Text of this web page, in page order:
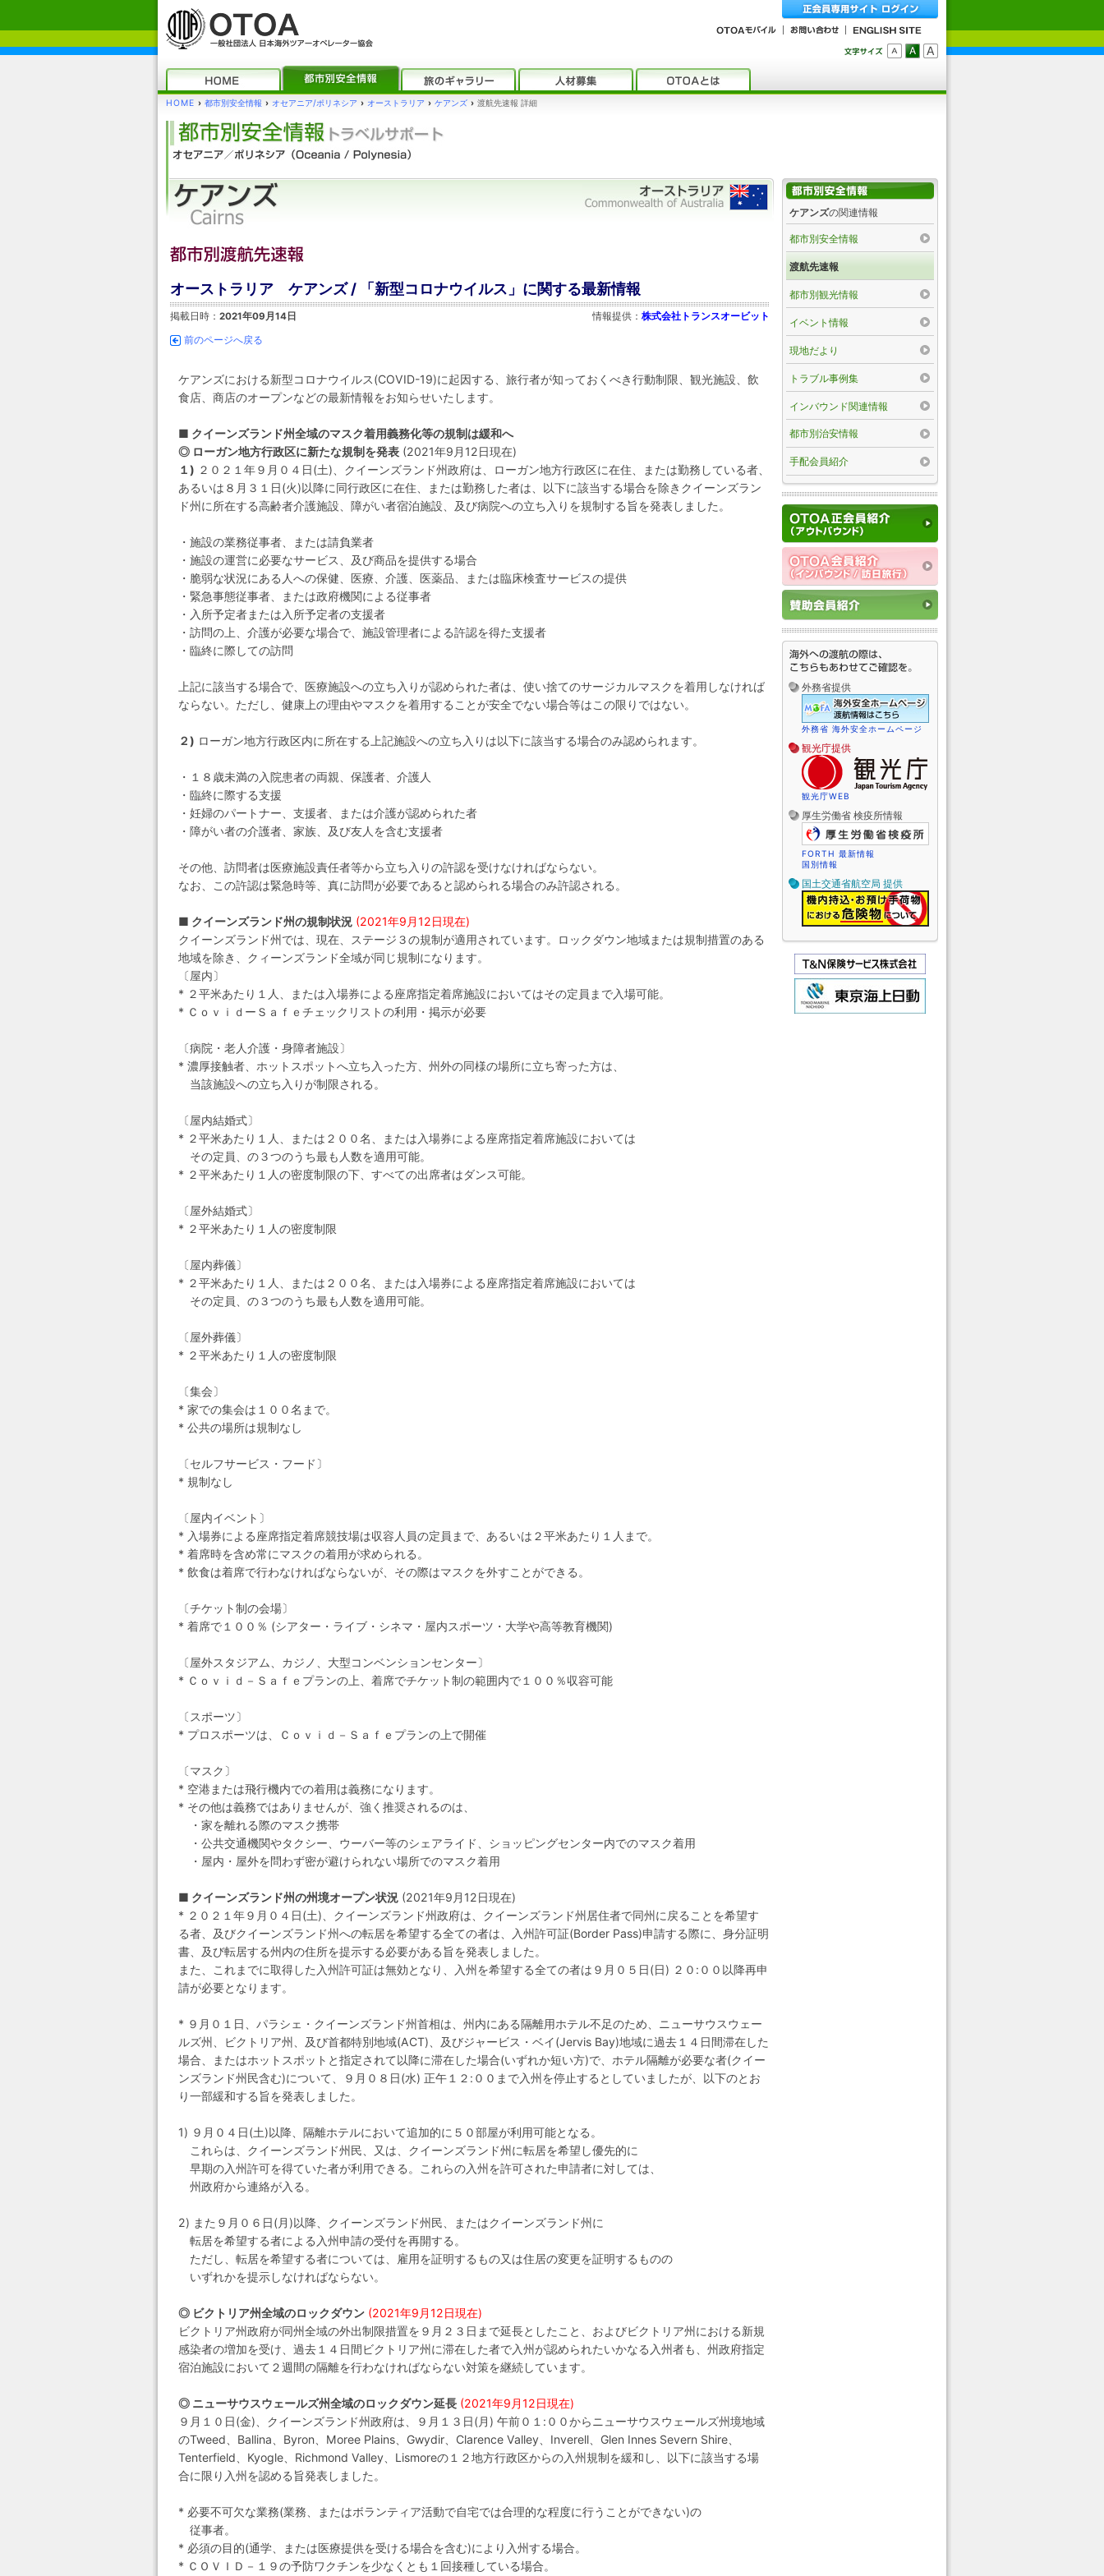
HOME › 都市別安全情報 › オセアニア/ポリネシア › オーストラリア › ケアンズ › 渡航先速報 詳細
オーストラリア ケアンズ / 「新型コロナウイルス」に関する最新情報
掲載日時： 2021年09月14日 情報提供： 株式会社トランスオービット
前のページへ戻る
ケアンズにおける新型コロナウイルス(COVID-19)に起因する、旅行者が知っておくべき行動制限、観光施設、飲
食店、商店のオープンなどの最新情報をお知らせいたします。
■ クイーンズランド州全域のマスク着用義務化等の規制は緩和へ
◎ ローガン地方行政区に新たな規制を発表 (2021年9月12日現在)
１) ２０２１年９月０４日(土)、クイーンズランド州政府は、ローガン地方行政区に在住、または勤務している者、
あるいは８月３１日(火)以降に同行政区に在住、または勤務した者は、以下に該当する場合を除きクイーンズラン
ド州に所在する高齢者介護施設、障がい者宿泊施設、及び病院への立ち入りを規制する旨を発表しました。
・施設の業務従事者、または請負業者
・施設の運営に必要なサービス、及び商品を提供する場合
・脆弱な状況にある人への保健、医療、介護、医薬品、または臨床検査サービスの提供
・緊急事態従事者、または政府機関による従事者
・入所予定者または入所予定者の支援者
・訪問の上、介護が必要な場合で、施設管理者による許認を得た支援者
・臨終に際しての訪問
上記に該当する場合で、医療施設への立ち入りが認められた者は、使い捨てのサージカルマスクを着用しなければ
ならない。ただし、健康上の理由やマスクを着用することが安全でない場合等はこの限りではない。
２) ローガン地方行政区内に所在する上記施設への立ち入りは以下に該当する場合のみ認められます。
・１８歳未満の入院患者の両親、保護者、介護人
・臨終に際する支援
・妊婦のパートナー、支援者、または介護が認められた者
・障がい者の介護者、家族、及び友人を含む支援者
その他、訪問者は医療施設責任者等から立ち入りの許認を受けなければならない。
なお、この許認は緊急時等、真に訪問が必要であると認められる場合のみ許認される。
■ クイーンズランド州の規制状況 (2021年9月12日現在)
クイーンズランド州では、現在、ステージ３の規制が適用されています。ロックダウン地域または規制措置のある
地域を除き、クィーンズランド全域が同じ規制になります。
〔屋内〕
* ２平米あたり１人、または入場券による座席指定着席施設においてはその定員まで入場可能。
* ＣｏｖｉｄーＳａｆｅチェックリストの利用・掲示が必要
〔病院・老人介護・身障者施設〕
* 濃厚接触者、ホットスポットへ立ち入った方、州外の同様の場所に立ち寄った方は、
当該施設への立ち入りが制限される。
〔屋内結婚式〕
* ２平米あたり１人、または２００名、または入場券による座席指定着席施設においては
その定員、の３つのうち最も人数を適用可能。
* ２平米あたり１人の密度制限の下、すべての出席者はダンス可能。
〔屋外結婚式〕
* ２平米あたり１人の密度制限
〔屋内葬儀〕
* ２平米あたり１人、または２００名、または入場券による座席指定着席施設においては
その定員、の３つのうち最も人数を適用可能。
〔屋外葬儀〕
* ２平米あたり１人の密度制限
〔集会〕
* 家での集会は１００名まで。
* 公共の場所は規制なし
〔セルフサービス・フード〕
* 規制なし
〔屋内イベント〕
* 入場券による座席指定着席競技場は収容人員の定員まで、あるいは２平米あたり１人まで。
* 着席時を含め常にマスクの着用が求められる。
* 飲食は着席で行わなければならないが、その際はマスクを外すことができる。
〔チケット制の会場〕
* 着席で１００％ (シアター・ライブ・シネマ・屋内スポーツ・大学や高等教育機関)
〔屋外スタジアム、カジノ、大型コンベンションセンター〕
* Ｃｏｖｉｄ－Ｓａｆｅプランの上、着席でチケット制の範囲内で１００％収容可能
〔スポーツ〕
* プロスポーツは、Ｃｏｖｉｄ－Ｓａｆｅプランの上で開催
〔マスク〕
* 空港または飛行機内での着用は義務になります。
* その他は義務ではありませんが、強く推奨されるのは、
・家を離れる際のマスク携帯
・公共交通機関やタクシー、ウーバー等のシェアライド、ショッピングセンター内でのマスク着用
・屋内・屋外を問わず密が避けられない場所でのマスク着用
■ クイーンズランド州の州境オープン状況 (2021年9月12日現在)
* ２０２１年９月０４日(土)、クイーンズランド州政府は、クイーンズランド州居住者で同州に戻ることを希望す
る者、及びクイーンズランド州への転居を希望する全ての者は、入州許可証(Border Pass)申請する際に、身分証明
書、及び転居する州内の住所を提示する必要がある旨を発表しました。
また、これまでに取得した入州許可証は無効となり、入州を希望する全ての者は９月０５日(日) ２０:００以降再申
請が必要となります。
* ９月０１日、パラシェ・クイーンズランド州首相は、州内にある隔離用ホテル不足のため、ニューサウスウェー
ルズ州、ビクトリア州、及び首都特別地域(ACT)、及びジャービス・ベイ(Jervis Bay)地域に過去１４日間滞在した
場合、またはホットスポットと指定されて以降に滞在した場合(いずれか短い方)で、ホテル隔離が必要な者(クイー
ンズランド州民含む)について、９月０８日(水) 正午１２:００まで入州を停止するとしていましたが、以下のとお
り一部緩和する旨を発表しました。
1) ９月０４日(土)以降、隔離ホテルにおいて追加的に５０部屋が利用可能となる。
これらは、クイーンズランド州民、又は、クイーンズランド州に転居を希望し優先的に
早期の入州許可を得ていた者が利用できる。これらの入州を許可された申請者に対しては、
州政府から連絡が入る。
2) また９月０６日(月)以降、クイーンズランド州民、またはクイーンズランド州に
転居を希望する者による入州申請の受付を再開する。
ただし、転居を希望する者については、雇用を証明するもの又は住居の変更を証明するものの
いずれかを提示しなければならない。
◎ ビクトリア州全域のロックダウン (2021年9月12日現在)
ビクトリア州政府が同州全域の外出制限措置を９月２３日まで延長としたこと、およびビクトリア州における新規
感染者の増加を受け、過去１４日間ビクトリア州に滞在した者で入州が認められたいかなる入州者も、州政府指定
宿泊施設において２週間の隔離を行わなければならない対策を継続しています。
◎ ニューサウスウェールズ州全域のロックダウン延長 (2021年9月12日現在)
９月１０日(金)、クイーンズランド州政府は、９月１３日(月) 午前０１:００からニューサウスウェールズ州境地域
のTweed、Ballina、Byron、Moree Plains、Gwydir、Clarence Valley、Inverell、Glen Innes Severn Shire、
Tenterfield、Kyogle、Richmond Valley、Lismoreの１２地方行政区からの入州規制を緩和し、以下に該当する場
合に限り入州を認める旨発表しました。
* 必要不可欠な業務(業務、またはボランティア活動で自宅では合理的な程度に行うことができない)の
従事者。
* 必須の目的(通学、または医療提供を受ける場合を含む)により入州する場合。
* ＣＯＶＩＤ－１９の予防ワクチンを少なくとも１回接種している場合。
ケアンズの関連情報
都市別安全情報
渡航先速報
都市別観光情報
イベント情報
現地だより
トラブル事例集
インバウンド関連情報
都市別治安情報
手配会員紹介
外務省提供
外務省 海外安全ホームページ
観光庁提供
観光庁WEB
厚生労働省 検疫所情報
FORTH 最新情報
国別情報
国土交通省航空局 提供